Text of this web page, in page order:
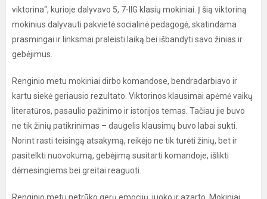
viktorina“, kurioje dalyvavo 5, 7-IIG klasių mokiniai. Į šią viktoriną
mokinius dalyvauti pakvietė socialinė pedagogė, skatindama
prasmingai ir linksmai praleisti laiką bei išbandyti savo žinias ir
gebėjimus.
Renginio metu mokiniai dirbo komandose, bendradarbiavo ir
kartu siekė geriausio rezultato. Viktorinos klausimai apėmė vaikų
literatūros, pasaulio pažinimo ir istorijos temas. Tačiau jie buvo
ne tik žinių patikrinimas – daugelis klausimų buvo labai sukti.
Norint rasti teisingą atsakymą, reikėjo ne tik turėti žinių, bet ir
pasitelkti nuovokumą, gebėjimą susitarti komandoje, išlikti
dėmesingiems bei greitai reaguoti.